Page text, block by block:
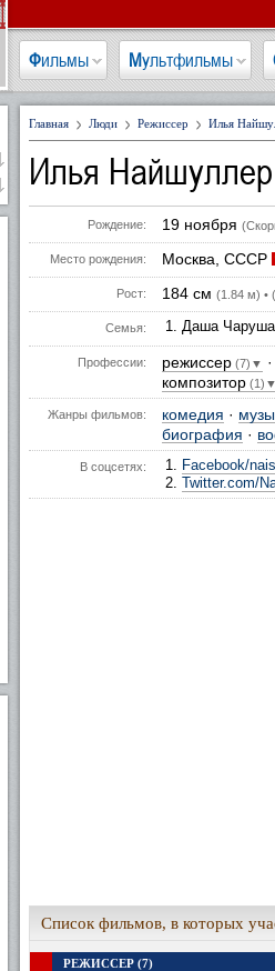
Фильмы Мультфильмы
Главная Люди Режиссер Илья
Илья Найшуллер
Рождение: 19 ноября
Место рождения: Москва, СССР
Рост: 184 см (1.84 м) •
Семья: Даша Чаруша
Профессии: режиссер (7)▼ ·
композитор (1)▼
Жанры фильмов: комедия ·
биография ·
В соцсетях:
Facebook/
Twitter.com/
Список фильмов, в которых
РЕЖИССЕР (7)